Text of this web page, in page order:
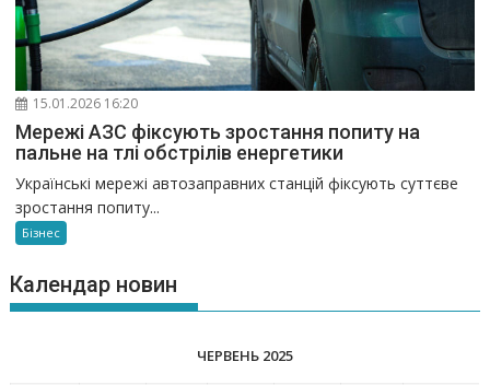
15.01.2026 16:20
Мережі АЗС фіксують зростання попиту на
пальне на тлі обстрілів енергетики
Українські мережі автозаправних станцій фіксують суттєве
зростання попиту...
Бізнес
Календар новин
ЧЕРВЕНЬ 2025